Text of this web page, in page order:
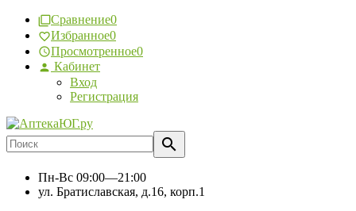
Сравнение0
Избранное0
Просмотренное0
Кабинет
Вход
Регистрация
Пн-Вс 09:00—21:00
ул. Братиславская, д.16, корп.1